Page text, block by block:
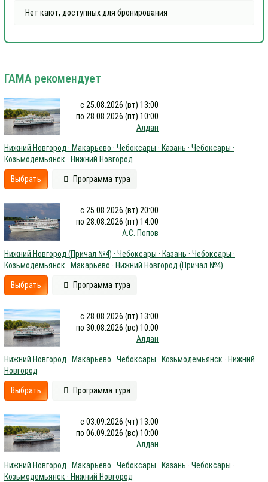
Нет кают, доступных для бронирования
ГАМА рекомендует
с 25.08.2026 (вт) 13:00
по 28.08.2026 (пт) 10:00
Алдан
Нижний Новгород · Макарьево · Чебоксары · Казань · Чебоксары ·
Козьмодемьянск · Нижний Новгород
Выбрать Программа тура
с 25.08.2026 (вт) 20:00
по 28.08.2026 (пт) 14:00
А.С. Попов
Нижний Новгород (Причал №4) · Чебоксары · Казань · Чебоксары ·
Козьмодемьянск · Макарьево · Нижний Новгород (Причал №4)
Выбрать Программа тура
с 28.08.2026 (пт) 13:00
по 30.08.2026 (вс) 10:00
Алдан
Нижний Новгород · Макарьево · Чебоксары · Козьмодемьянск · Нижний
Новгород
Выбрать Программа тура
с 03.09.2026 (чт) 13:00
по 06.09.2026 (вс) 10:00
Алдан
Нижний Новгород · Макарьево · Чебоксары · Казань · Чебоксары ·
Козьмодемьянск · Нижний Новгород